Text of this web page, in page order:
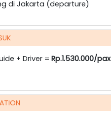
di Jakarta (departure)
+ Driver = Rp.1.530.000/pax